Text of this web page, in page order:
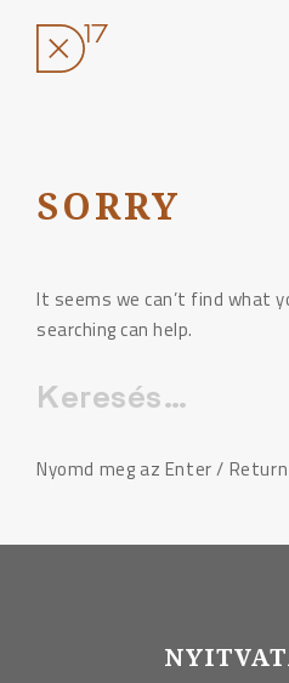
tartalomhoz
SORRY
It seems we can’t find what
searching can help.
Keresés:
Nyomd meg az Enter /